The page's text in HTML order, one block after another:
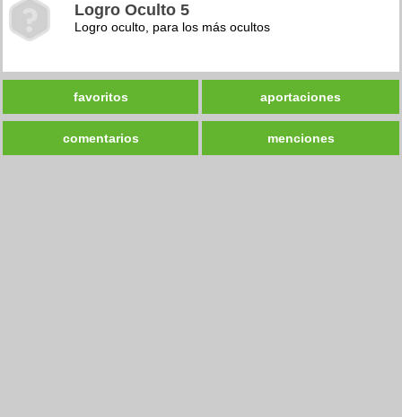
Logro Oculto 5
Logro oculto, para los más ocultos
favoritos aportaciones
comentarios menciones